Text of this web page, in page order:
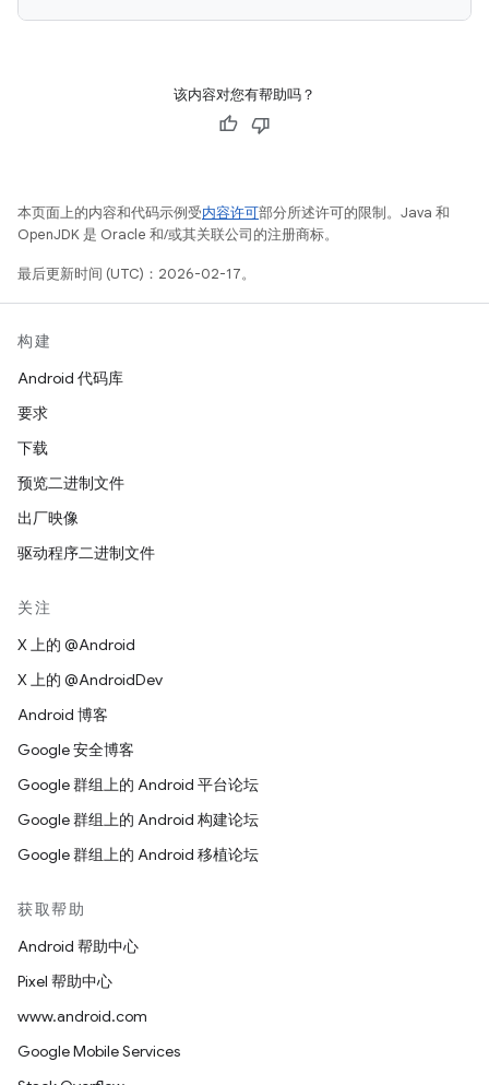
该内容对您有帮助吗？
本页面上的内容和代码示例受内容许可部分所述许可的限制。Java 和
OpenJDK 是 Oracle 和/或其关联公司的注册商标。
最后更新时间 (UTC)：2026-02-17。
构建
Android 代码库
要求
下载
预览二进制文件
出厂映像
驱动程序二进制文件
关注
X 上的 @Android
X 上的 @AndroidDev
Android 博客
Google 安全博客
Google 群组上的 Android 平台论坛
Google 群组上的 Android 构建论坛
Google 群组上的 Android 移植论坛
获取帮助
Android 帮助中心
Pixel 帮助中心
www.android.com
Google Mobile Services